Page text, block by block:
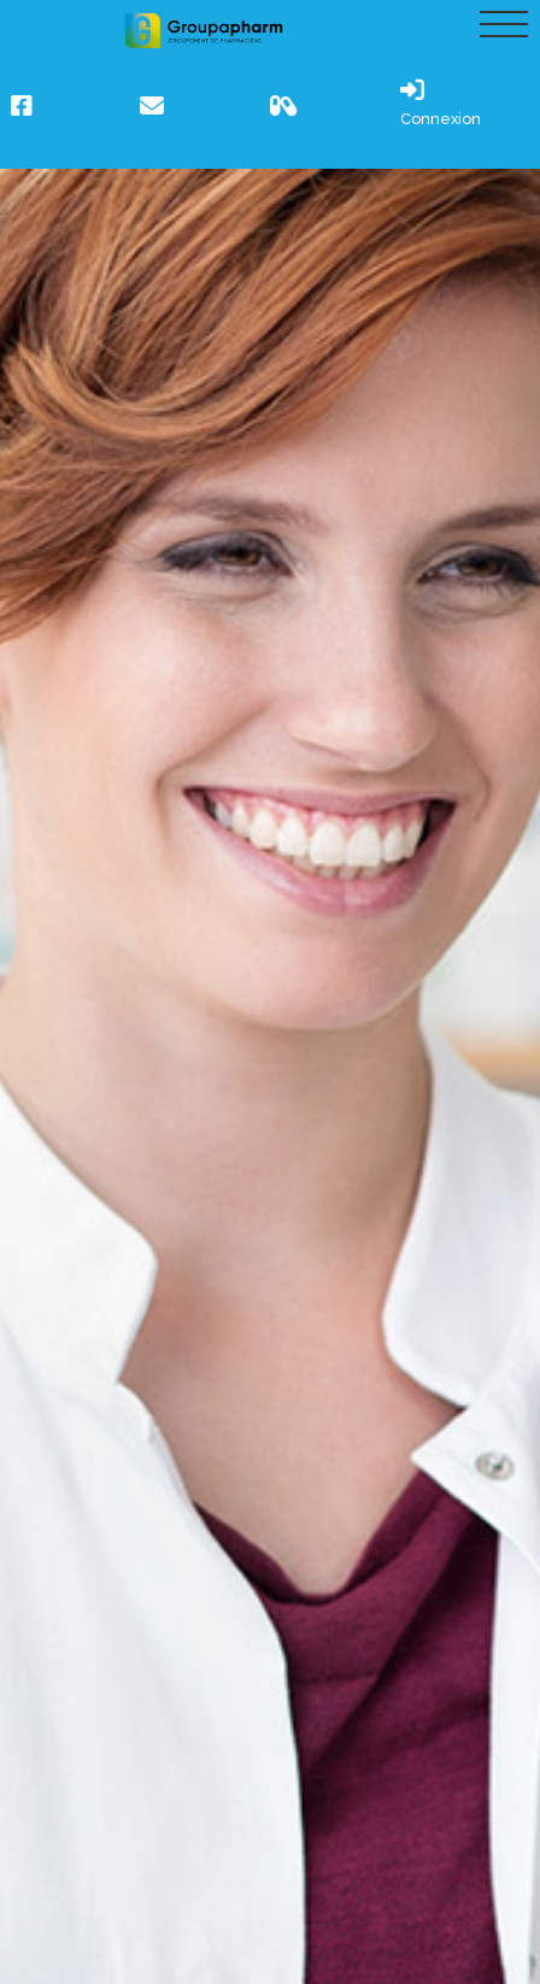
Connexion